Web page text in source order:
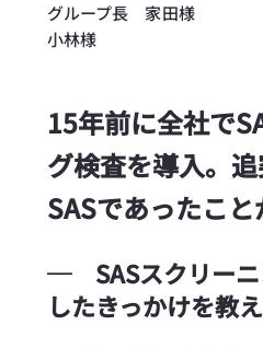
グループ長 家田様
小林様
15年前に全社で
グ検査を導入。
SASであったこと
─ SASスクリー
したきっかけを教